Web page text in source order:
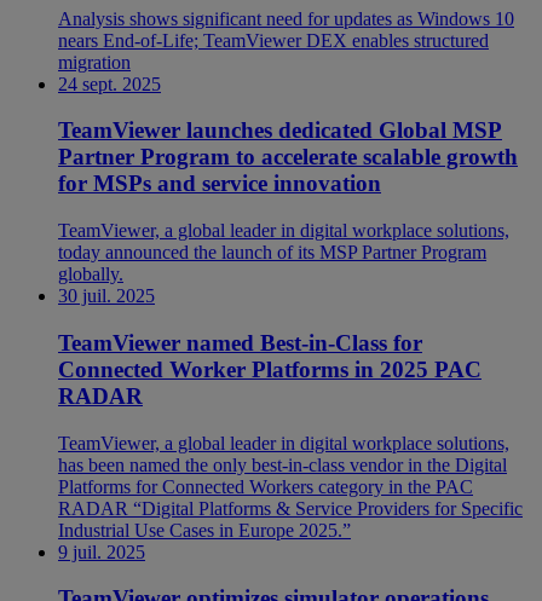
Analysis shows significant need for updates as Windows 10
nears End-of-Life; TeamViewer DEX enables structured
migration
24 sept. 2025
TeamViewer launches dedicated Global MSP
Partner Program to accelerate scalable growth
for MSPs and service innovation
TeamViewer, a global leader in digital workplace solutions,
today announced the launch of its MSP Partner Program
globally.
30 juil. 2025
TeamViewer named Best-in-Class for
Connected Worker Platforms in 2025 PAC
RADAR
TeamViewer, a global leader in digital workplace solutions,
has been named the only best-in-class vendor in the Digital
Platforms for Connected Workers category in the PAC
RADAR “Digital Platforms & Service Providers for Specific
Industrial Use Cases in Europe 2025.”
9 juil. 2025